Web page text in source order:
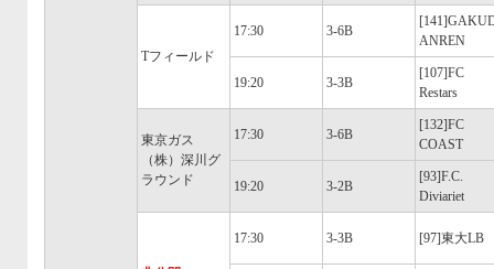
Tフィールド
17:30 3-6B
ANREN
19:20 3-3B
[107]FC
Restars
東京ガス
（株）深川グ
ラウンド
17:30 3-6B
[132]FC
COAST
19:20 3-2B
[93]F.C.
Diviariet
17:30 3-3B [97]東大LB